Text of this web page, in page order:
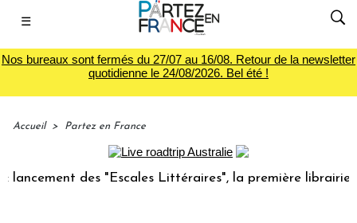
☰
Nos bureaux sont fermés du 27/07 au 16/08. Retour de la newsletter
quotidienne le 24/08/2026. Bel été !
Accueil > Partez en France
des "Escales Littéraires", la première librairie du